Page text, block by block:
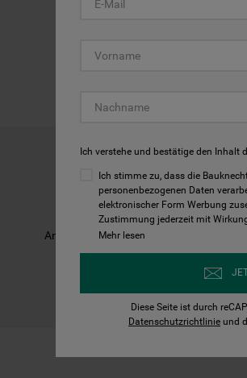
Bedienungsanleitungen
Anleitungen finden und herunterladen
Ich verstehe und bestätige den Inhalt
Ich stimme zu, dass die
personenbezogenen Daten
elektronischer Form Werbung
Zustimmung jederzeit mit
Mehr lesen
Diese Seite ist durch
Datenschutzrichtlinie und